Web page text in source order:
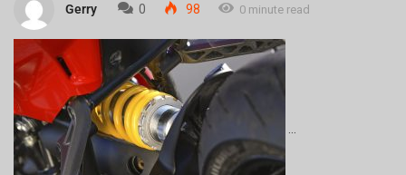
Gerry 0 98 0 minute read